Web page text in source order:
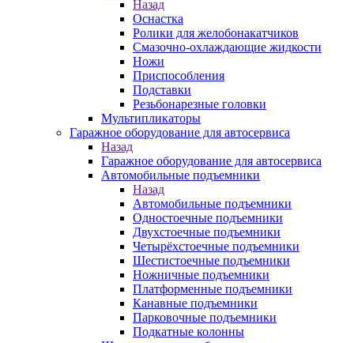
Назад
Оснастка
Ролики для желобонакатчиков
Смазочно-охлаждающие жидкости
Ножи
Приспособления
Подставки
Резьбонарезные головки
Мультипликаторы
Гаражное оборудование для автосервиса
Назад
Гаражное оборудование для автосервиса
Автомобильные подъемники
Назад
Автомобильные подъемники
Одностоечные подъемники
Двухстоечные подъемники
Четырёхстоечные подъемники
Шестистоечные подъемники
Ножничные подъемники
Платформенные подъемники
Канавные подъемники
Парковочные подъемники
Подкатные колонны